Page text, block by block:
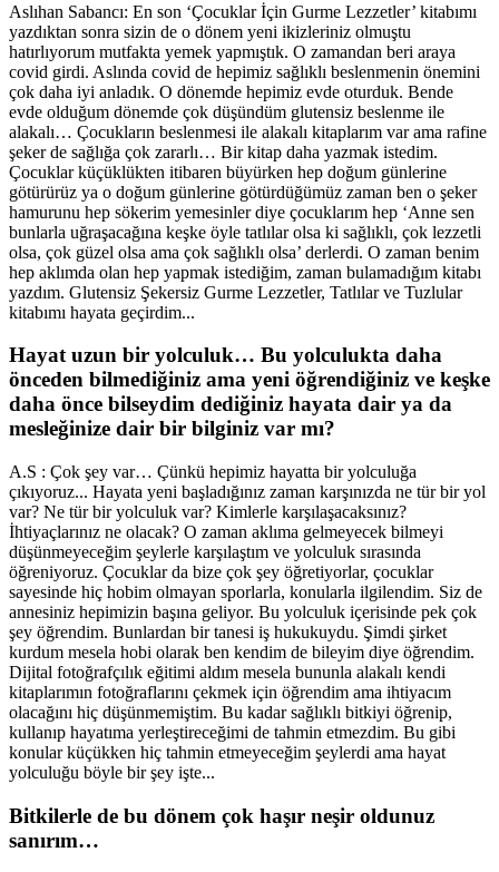
Aslıhan Sabancı: En son ‘Çocuklar İçin Gurme Lezzetler’ kitabımı
yazdıktan sonra sizin de o dönem yeni ikizleriniz olmuştu
hatırlıyorum mutfakta yemek yapmıştık. O zamandan beri araya
covid girdi. Aslında covid de hepimiz sağlıklı beslenmenin önemini
çok daha iyi anladık. O dönemde hepimiz evde oturduk. Bende
evde olduğum dönemde çok düşündüm glutensiz beslenme ile
alakalı… Çocukların beslenmesi ile alakalı kitaplarım var ama rafine
şeker de sağlığa çok zararlı… Bir kitap daha yazmak istedim.
Çocuklar küçüklükten itibaren büyürken hep doğum günlerine
götürürüz ya o doğum günlerine götürdüğümüz zaman ben o şeker
hamurunu hep sökerim yemesinler diye çocuklarım hep ‘Anne sen
bunlarla uğraşacağına keşke öyle tatlılar olsa ki sağlıklı, çok lezzetli
olsa, çok güzel olsa ama çok sağlıklı olsa’ derlerdi. O zaman benim
hep aklımda olan hep yapmak istediğim, zaman bulamadığım kitabı
yazdım. Glutensiz Şekersiz Gurme Lezzetler, Tatlılar ve Tuzlular
kitabımı hayata geçirdim...
Hayat uzun bir yolculuk… Bu yolculukta daha
önceden bilmediğiniz ama yeni öğrendiğiniz ve keşke
daha önce bilseydim dediğiniz hayata dair ya da
mesleğinize dair bir bilginiz var mı?
A.S : Çok şey var… Çünkü hepimiz hayatta bir yolculuğa
çıkıyoruz... Hayata yeni başladığınız zaman karşınızda ne tür bir yol
var? Ne tür bir yolculuk var? Kimlerle karşılaşacaksınız?
İhtiyaçlarınız ne olacak? O zaman aklıma gelmeyecek bilmeyi
düşünmeyeceğim şeylerle karşılaştım ve yolculuk sırasında
öğreniyoruz. Çocuklar da bize çok şey öğretiyorlar, çocuklar
sayesinde hiç hobim olmayan sporlarla, konularla ilgilendim. Siz de
annesiniz hepimizin başına geliyor. Bu yolculuk içerisinde pek çok
şey öğrendim. Bunlardan bir tanesi iş hukukuydu. Şimdi şirket
kurdum mesela hobi olarak ben kendim de bileyim diye öğrendim.
Dijital fotoğrafçılık eğitimi aldım mesela bununla alakalı kendi
kitaplarımın fotoğraflarını çekmek için öğrendim ama ihtiyacım
olacağını hiç düşünmemiştim. Bu kadar sağlıklı bitkiyi öğrenip,
kullanıp hayatıma yerleştireceğimi de tahmin etmezdim. Bu gibi
konular küçükken hiç tahmin etmeyeceğim şeylerdi ama hayat
yolculuğu böyle bir şey işte...
Bitkilerle de bu dönem çok haşır neşir oldunuz
sanırım…